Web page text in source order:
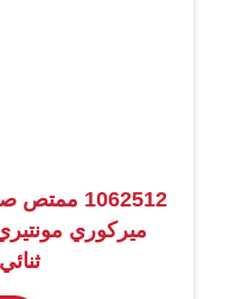
1062512